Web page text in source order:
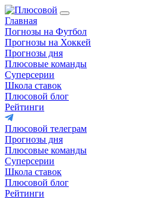
Главная
Погнозы на Футбол
Прогнозы на Хоккей
Прогнозы дня
Плюсовые команды
Суперсерии
Школа ставок
Плюсовой блог
Рейтинги
Плюсовой телеграм
Прогнозы дня
Плюсовые команды
Суперсерии
Школа ставок
Плюсовой блог
Рейтинги